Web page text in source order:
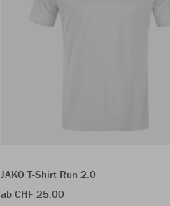
JAKO T-Shirt Run 2.0
ab CHF 25.00